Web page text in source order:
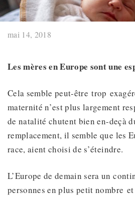
mai 14, 2018
Les mères en Europe sont une
Cela semble peut-être trop
maternité n’est plus largement
de natalité chutent bien en-deçà
remplacement, il semble que les
race, aient choisi de s’éteindre.
L’Europe de demain sera un
personnes en plus petit nombre et